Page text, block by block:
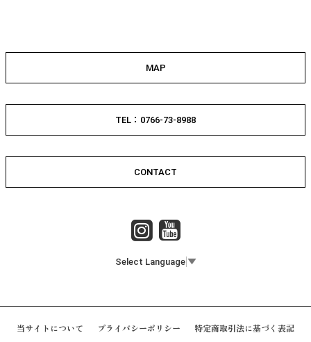
MAP
TEL：0766-73-8988
CONTACT
Select Language ▼
当サイトについて プライバシーポリシー 特定商取引法に基づく表記